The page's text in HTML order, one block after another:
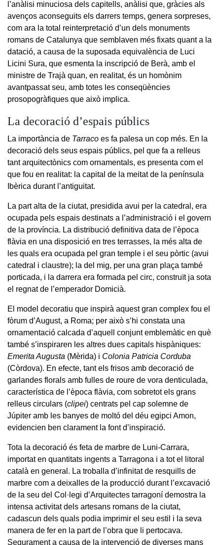
l’anàlisi minuciosa dels capitells, anàlisi que, gràcies als
avenços aconseguits els darrers temps, genera sorpreses,
com ara la total reinterpretació d’un dels monuments
romans de Catalunya que semblaven més fixats quant a la
datació, a causa de la suposada equivalència de Luci
Licini Sura, que esmenta la inscripció de Berà, amb el
ministre de Trajà quan, en realitat, és un homònim
avantpassat seu, amb totes les conseqüències
prosopogràfiques que això implica.
La decoració d’espais públics
La importància de Tarraco es fa palesa un cop més. En la
decoració dels seus espais públics, pel que fa a relleus
tant arquitectònics com ornamentals, es presenta com el
que fou en realitat: la capital de la meitat de la península
Ibèrica durant l’antiguitat.
La part alta de la ciutat, presidida avui per la catedral, era
ocupada pels espais destinats a l’administració i el govern
de la província. La distribució definitiva data de l’època
flàvia en una disposició en tres terrasses, la més alta de
les quals era ocupada pel gran temple i el seu pòrtic (avui
catedral i claustre); la del mig, per una gran plaça també
porticada, i la darrera era formada pel circ, construït ja sota
el regnat de l’emperador Domicià.
El model decoratiu que inspirà aquest gran complex fou el
fòrum d’August, a Roma; per això s’hi constata una
ornamentació calcada d’aquell conjunt emblemàtic en què
també s’inspiraren les altres dues capitals hispàniques:
Emerita Augusta (Mèrida) i Colonia Patricia Corduba
(Còrdova). En efecte, tant els frisos amb decoració de
garlandes florals amb fulles de roure de vora denticulada,
característica de l’època flàvia, com sobretot els grans
relleus circulars (clipei) centrats pel cap solemne de
Júpiter amb les banyes de moltó del déu egipci Amon,
evidencien ben clarament la font d’inspiració.
Tota la decoració és feta de marbre de Luni-Carrara,
importat en quantitats ingents a Tarragona i a tot el litoral
català en general. La troballa d’infinitat de resquills de
marbre com a deixalles de la producció durant l’excavació
de la seu del Col·legi d’Arquitectes tarragoní demostra la
intensa activitat dels artesans romans de la ciutat,
cadascun dels quals podia imprimir el seu estil i la seva
manera de fer en la part de l’obra que li pertocava.
Segurament a causa de la intervenció de diverses mans